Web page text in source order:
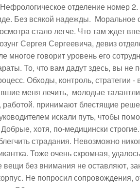
отделение номер 2.
Без всякой надежды.  Моральное
стало легче. Что там ждет
Сергея Сергеевича, девиз
многое говорит уровень его
То, что вам дадут здесь, вы
Обходы, контроль, стратегии -
меня лечить,  молодые
принимают блестящие
искали путь, чтобы
хотя, по-медицински
страдания. Невозможно
Тоже очень скромная,
вещи без внимания не
Не попросил